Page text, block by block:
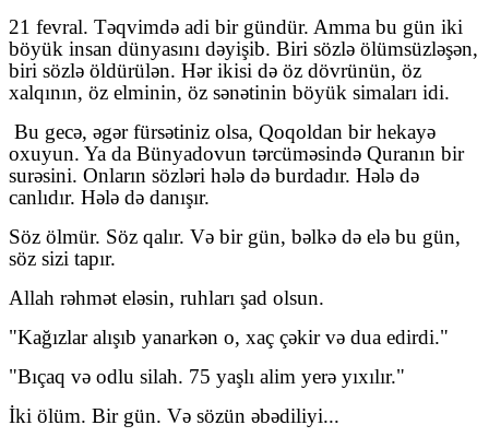
21 fevral. Təqvimdə adi bir gündür. Amma bu gün iki
böyük insan dünyasını dəyişib. Biri sözlə ölümsüzləşən,
biri sözlə öldürülən. Hər ikisi də öz dövrünün, öz
xalqının, öz elminin, öz sənətinin böyük simaları idi.
Bu gecə, əgər fürsətiniz olsa, Qoqoldan bir hekayə
oxuyun. Ya da Bünyadovun tərcüməsində Quranın bir
surəsini. Onların sözləri hələ də burdadır. Hələ də
canlıdır. Hələ də danışır.
Söz ölmür. Söz qalır. Və bir gün, bəlkə də elə bu gün,
söz sizi tapır.
Allah rəhmət eləsin, ruhları şad olsun.
"Kağızlar alışıb yanarkən o, xaç çəkir və dua edirdi."
"Bıçaq və odlu silah. 75 yaşlı alim yerə yıxılır."
İki ölüm. Bir gün. Və sözün əbədiliyi...